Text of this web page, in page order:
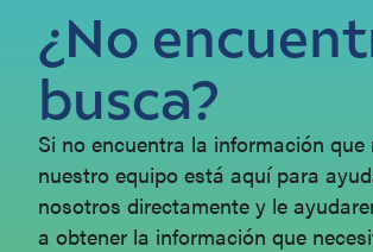
¿No
busca?
Si no encuentra la información
nuestro equipo está aquí para
nosotros directamente y le
a obtener la información que